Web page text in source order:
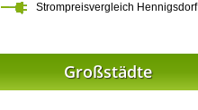
Strompreisvergleich Hennigsdorf
Großstädte